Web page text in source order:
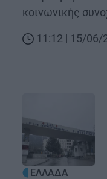
κοινωνικής
11:12 | 15/06/
ΕΛΛΑΔΑ